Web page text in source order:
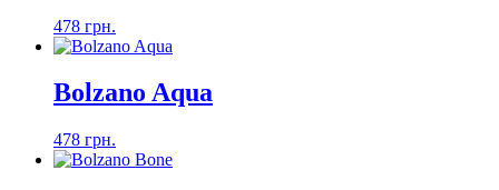
478 грн.
Bolzano Aqua
478 грн.